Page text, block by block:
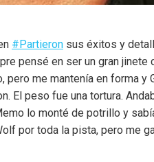
#Partieron sus éxitos y
pensé en ser un gran jinete
me mantenía en forma
El peso fue una tortura.
lo monté de potrillo y
por toda la pista, pero me